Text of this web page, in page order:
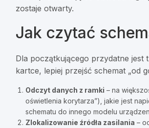
zostaje otwarty.
Jak czytać
Dla początkującego przydatne jest
kartce, lepiej przejść schemat „od
Odczyt danych z ramki – na
oświetlenia korytarza”), jakie jest
schematu do innego modelu
Zlokalizowanie źródła zasilania –